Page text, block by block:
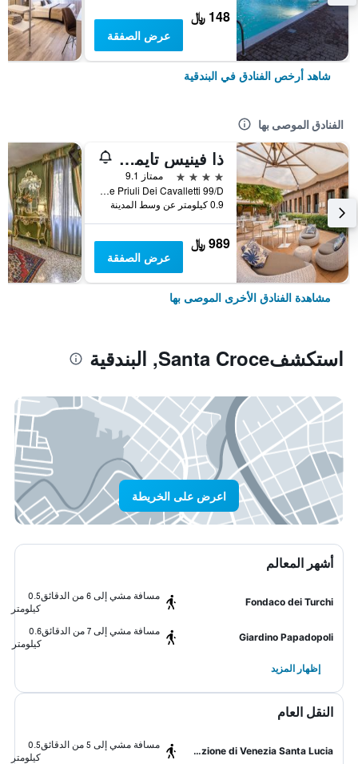
148 ﷼
عرض الصفقة
شاهد أرخص الفنادق في البندقية
الفنادق الموصى بها
ذا فينيس تايمز هوتل، فينيت كوليكش باي آيتش جي
4 نجوم
ممتاز 9.1
Calle Priuli Dei Cavalletti 99/D, البندقية, فينيتو, إيطاليا
0.9 كيلومتر عن وسط المدينة
989 ﷼
عرض الصفقة
مشاهدة الفنادق الأخرى الموصى بها
استكشفSanta Croce, البندقية
اعرض على الخريطة
أشهر المعالم
Fondaco dei Turchi
مسافة مشي إلى 6 من الدقائق
0.5
كيلومتر
Giardino Papadopoli
مسافة مشي إلى 7 من الدقائق
0.6
كيلومتر
إظهار المزيد
النقل العام
Stazione di Venezia Santa Lucia
مسافة مشي إلى 5 من الدقائق
0.5
كيلومتر